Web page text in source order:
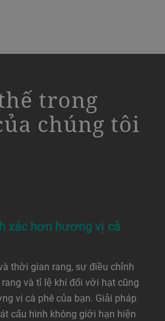
trong
chúng tôi
xác hơn hương vị cà
thời gian rang, sự điều chỉnh
và tỉ lệ khí đối với hạt cũng
vị cà phê của bạn. Giải pháp
cấu hình không giới hạn hiện